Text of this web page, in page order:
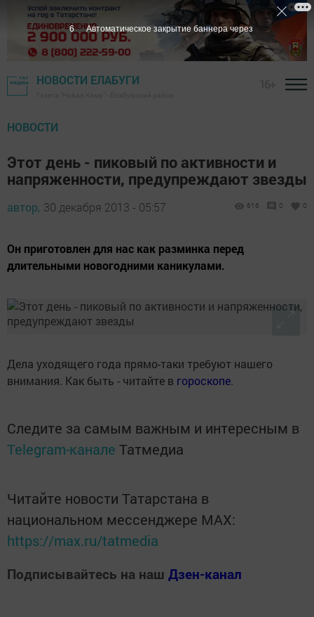
НОВОСТИ ЕЛАБУГИ
НОВОСТИ
Этот день - пиковый по активности и
напряженности, предупреждают звезды
автор, 30 декабря 2013 - 05:57 616 0 0
Он приготовлен для нас как разминка перед
длительными новогодними каникулами.
Дела уходящего года прямо-таки требуют нашего
внимания. Как быть - читайте в гороскопе.
Следите за самым важным и интересным в
Telegram-канале Татмедиа
Читайте новости Татарстана в
национальном мессенджере MАХ:
https://max.ru/tatmedia
Подписывайтесь на наш Дзен-канал
5 Автоматическое закрытие баннера через